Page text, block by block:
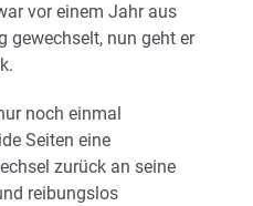
vor einem Jahr aus
gewechselt, nun geht er
noch einmal
Seiten eine
zurück an seine
reibungslos